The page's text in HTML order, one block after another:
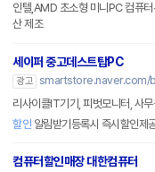
인텔,AMD 초소형 미니PC 컴퓨
산 제조
세이퍼 중고데스트탑PC
광고 smartstore.naver.com/
할인 알림받기등록시 즉시할인제
컴퓨터할인매장 대한컴퓨터